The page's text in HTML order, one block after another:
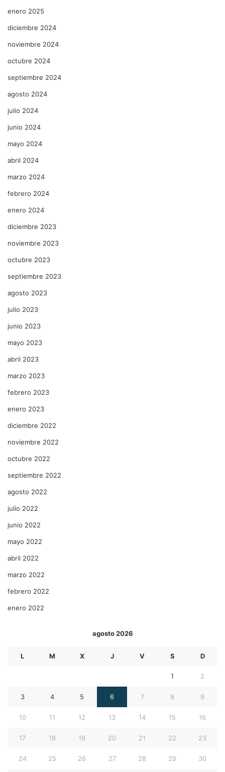
enero 2025
diciembre 2024
noviembre 2024
octubre 2024
septiembre 2024
agosto 2024
julio 2024
junio 2024
mayo 2024
abril 2024
marzo 2024
febrero 2024
enero 2024
diciembre 2023
noviembre 2023
octubre 2023
septiembre 2023
agosto 2023
julio 2023
junio 2023
mayo 2023
abril 2023
marzo 2023
febrero 2023
enero 2023
diciembre 2022
noviembre 2022
octubre 2022
septiembre 2022
agosto 2022
julio 2022
junio 2022
mayo 2022
abril 2022
marzo 2022
febrero 2022
enero 2022
agosto 2026
L M X J V S D
1 2
3 4 5 6 7 8 9
10 11 12 13 14 15 16
17 18 19 20 21 22 23
24 25 26 27 28 29 30